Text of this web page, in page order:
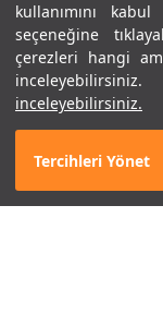
kullanımını
seçeneğine
çerezleri hangi
inceleyebilirsiniz.
Tercihleri Yönet
+ 2 Renk
İade ve
Sıkça Sorulan
Beden Rehberi
Site Haritası
Gizlilik
Çerez
Kariyer
ETBİS
Instagram
Facebook
Twitter
Popüler Kategoriler
Erkek Basketbol
Çocuk
Erkek Eşofman
Kadın Tayt